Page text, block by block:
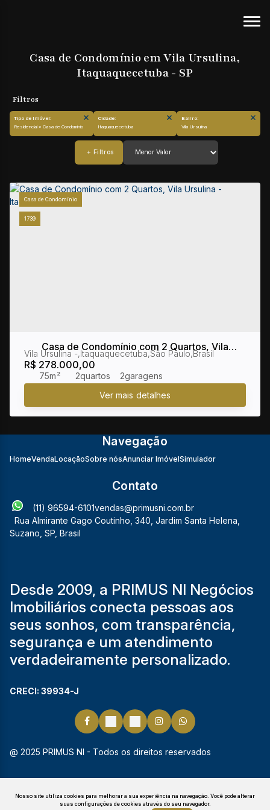
Nosso site utiliza cookies para melhorar a sua experiência na navegação. Você pode alterar
suas configurações de cookies através do seu navegador.
Casa de Condomínio em Vila Ursulina,
Itaquaquecetuba - SP
Residencial » Casa de Condomínio
Itaquaquecetuba
Vila Ursulina
1739
Casa de Condomínio
Casa de Condomínio com 2 Quartos, Vila
Ursulina - Itaquaquecetuba
R$ 278.000,00
Vila Ursulina ,Itaquaquecetuba,São Paulo,Brasil
2
75m² 2
Navegação
HomeVendaLocaçãoSobre nósAnunciar ImóvelSimulador
Contato
(11) 96594-6101vendas@primusni.com.br
Rua Almirante Gago Coutinho 340 Jardim Santa Helena
Suzano SP Brasil
Desde 2009, a PRIMUS NI Negócios
Imobiliários conecta pessoas aos
seus sonhos, com transparência,
segurança e um atendimento
verdadeiramente personalizado.
CRECI: 39934-J
@ 2025 PRIMUS NI - Todos os direitos reservados